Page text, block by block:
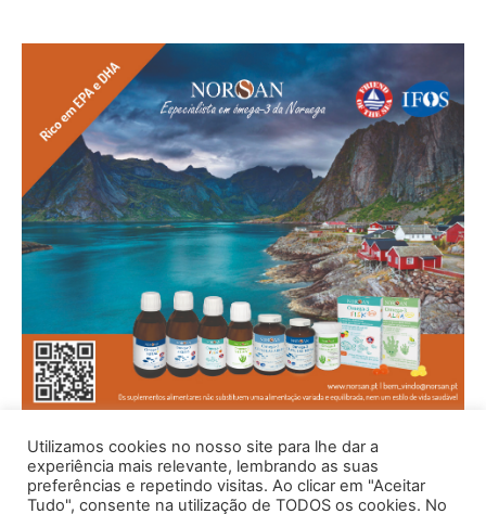
Utilizamos cookies no nosso site para lhe dar a
experiência mais relevante, lembrando as suas
preferências e repetindo visitas. Ao clicar em "Aceitar
Tudo", consente na utilização de TODOS os cookies. No